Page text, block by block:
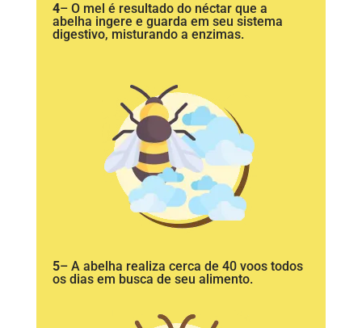
4– O mel é resultado do néctar que a
abelha ingere e guarda em seu sistema
digestivo, misturando a enzimas.
5– A abelha realiza cerca de 40 voos todos
os dias em busca de seu alimento.